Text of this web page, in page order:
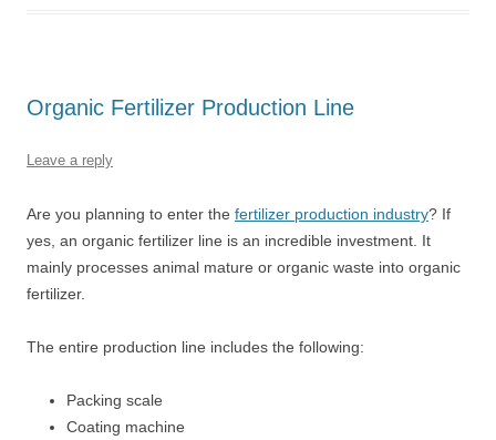
Organic Fertilizer Production Line
Leave a reply
Are you planning to enter the fertilizer production industry? If
yes, an organic fertilizer line is an incredible investment. It
mainly processes animal mature or organic waste into organic
fertilizer.
The entire production line includes the following:
Packing scale
Coating machine